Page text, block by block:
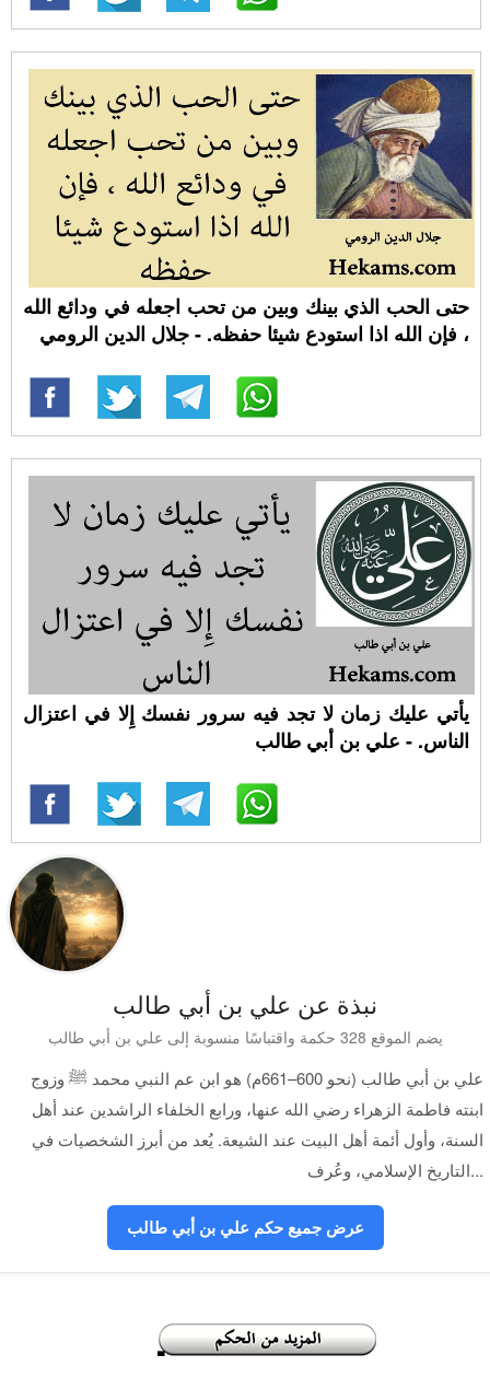
حتى الحب الذي بينك وبين من تحب اجعله في ودائع الله
، فإن الله اذا استودع شيئا حفظه. - جلال الدين الرومي
يأتي عليك زمان لا تجد فيه سرور نفسك إِلا في اعتزال
الناس. - علي بن أبي طالب
نبذة عن علي بن أبي طالب
يضم الموقع 328 حكمة واقتباسًا منسوبة إلى علي بن أبي طالب
علي بن أبي طالب (نحو 600–661م) هو ابن عم النبي محمد ﷺ وزوج
ابنته فاطمة الزهراء رضي الله عنها، ورابع الخلفاء الراشدين عند أهل
السنة، وأول أئمة أهل البيت عند الشيعة. يُعد من أبرز الشخصيات في
التاريخ الإسلامي، وعُرف...
عرض جميع حكم علي بن أبي طالب